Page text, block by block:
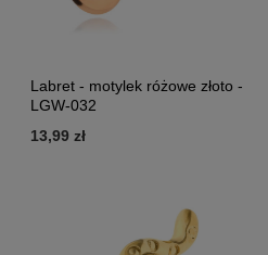
Labret - motylek różowe złoto -
LGW-032
13,99 zł